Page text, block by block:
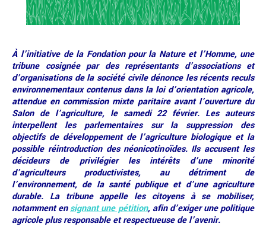
À l’initiative de la Fondation pour la Nature et l’Homme, une
tribune cosignée par des représentants d’associations et
d’organisations de la société civile dénonce les récents reculs
environnementaux contenus dans la loi d’orientation agricole,
attendue en commission mixte paritaire avant l’ouverture du
Salon de l’agriculture, le samedi 22 février. Les auteurs
interpellent les parlementaires sur la suppression des
objectifs de développement de l’agriculture biologique et la
possible réintroduction des néonicotinoïdes. Ils accusent les
décideurs de privilégier les intérêts d’une minorité
d’agriculteurs productivistes, au détriment de
l’environnement, de la santé publique et d’une agriculture
durable. La tribune appelle les citoyens à se mobiliser,
notamment ensignant une pétition, afin d’exiger une politique
agricole plus responsable et respectueuse de l’avenir.